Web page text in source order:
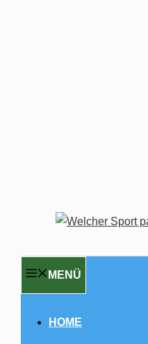
MENÜ
HOME